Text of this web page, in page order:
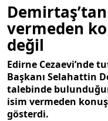
vermeden
değil
Edirne Cezaevi’nde
Başkanı Selahattin
talebinde
isim vermeden
gösterdi.